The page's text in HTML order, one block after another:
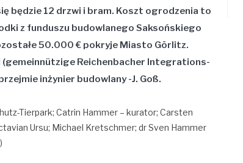
będzie 12 drzwi i bram. Koszt ogrodzenia to
z funduszu budowlanego Saksońskiego
50.000 € pokryje Miasto Görlitz.
(gemeinnützige Reichenbacher Integrations-
inżynier budowlany -J. Goß.
Tierpark; Catrin Hammer – kurator; Carsten
Ursu; Michael Kretschmer; dr Sven Hammer